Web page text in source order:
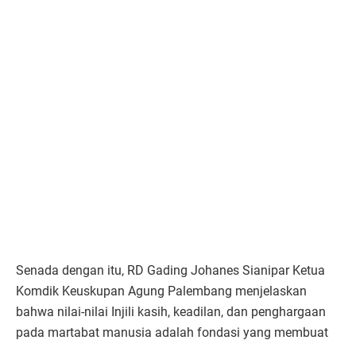
Senada dengan itu, RD Gading Johanes Sianipar Ketua
Komdik Keuskupan Agung Palembang menjelaskan
bahwa nilai-nilai Injili kasih, keadilan, dan penghargaan
pada martabat manusia adalah fondasi yang membuat